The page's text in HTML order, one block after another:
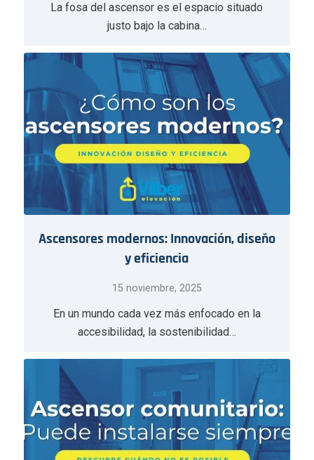
La fosa del ascensor es el espacio situado
justo bajo la cabina…
Ascensores modernos: Innovación, diseño
y eficiencia
15 noviembre, 2025
En un mundo cada vez más enfocado en la
accesibilidad, la sostenibilidad…